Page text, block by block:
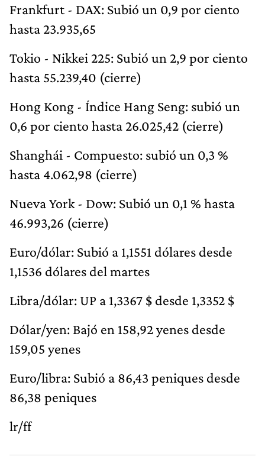
Frankfurt - DAX: Subió un 0,9 por ciento
hasta 23.935,65
Tokio - Nikkei 225: Subió un 2,9 por ciento
hasta 55.239,40 (cierre)
Hong Kong - Índice Hang Seng: subió un
0,6 por ciento hasta 26.025,42 (cierre)
Shanghái - Compuesto: subió un 0,3 %
hasta 4.062,98 (cierre)
Nueva York - Dow: Subió un 0,1 % hasta
46.993,26 (cierre)
Euro/dólar: Subió a 1,1551 dólares desde
1,1536 dólares del martes
Libra/dólar: UP a 1,3367 $ desde 1,3352 $
Dólar/yen: Bajó en 158,92 yenes desde
159,05 yenes
Euro/libra: Subió a 86,43 peniques desde
86,38 peniques
lr/ff